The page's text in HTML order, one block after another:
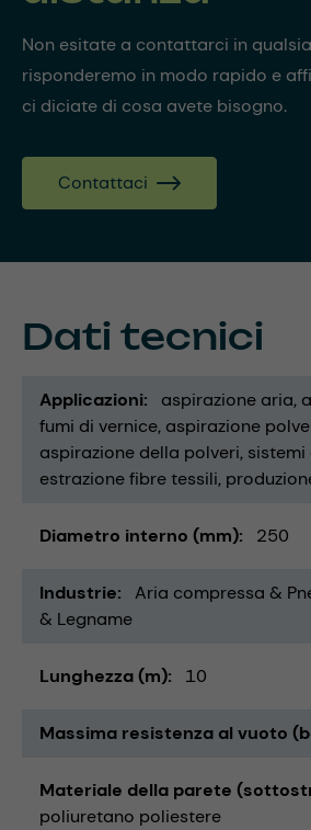
Non esitate a contattarci in
risponderemo in modo rapido e
ci diciate di cosa avete bisogno.
Contattaci
Dati tecnici
Applicazioni aspirazione aria
fumi di vernice aspirazione
aspirazione della polveri sistemi
estrazione fibre tessili
Diametro interno (mm) 250
Industrie Aria compressa &
& Legname
Lunghezza (m) 10
Massima resistenza al vuoto
Materiale della parete
poliuretano poliestere